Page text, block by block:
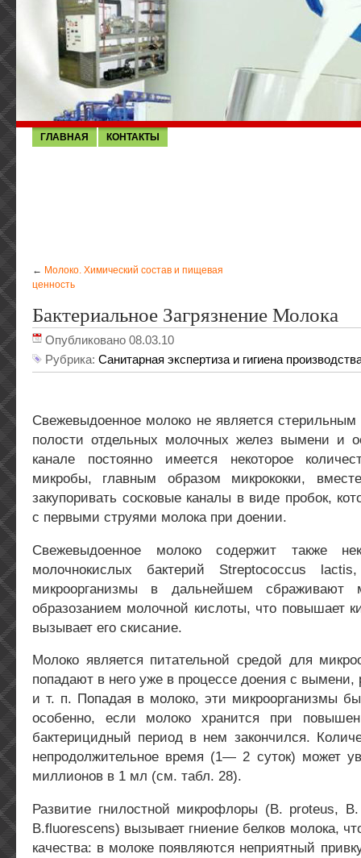
ГЛАВНАЯ КОНТАКТЫ
← Молоко. Химический состав и пищевая
ценность
Бактериальное Загрязнение Молока
Опубликовано 08.03.10
Рубрика: Санитарная экспертиза и гигиена
Свежевыдоенное молоко не является стерильным
полости отдельных молочных желез вымени и
канале постоянно имеется некоторое
микробы, главным образом микрококки,
закупоривать сосковые каналы в виде пробок,
с первыми струями молока при доении.
Свежевыдоенное молоко содержит также
молочнокислых бактерий Streptococcus
микроорганизмы в дальнейшем сбраживают
образозанием молочной кислоты, что повышает
вызывает его скисание.
Молоко является питательной средой для
попадают в него уже в процессе доения с вымени,
и т. п. Попадая в молоко, эти микроорганизмы
особенно, если молоко хранится при
бактерицидный период в нем закончился.
непродолжительное время (1— 2 суток) может
миллионов в 1 мл (см. табл. 28).
Развитие гнилостной микрофлоры (В. proteus,
B.fluorescens) вызывает гниение белков молока,
качества: в молоке появляются неприятный